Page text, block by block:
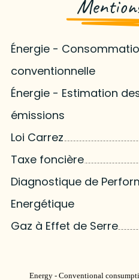
Énergie -
conventionnelle
Énergie - Estimation
émissions
Loi Carrez
Taxe foncière
Diagnostique de
Energétique
Gaz à Effet de Serre